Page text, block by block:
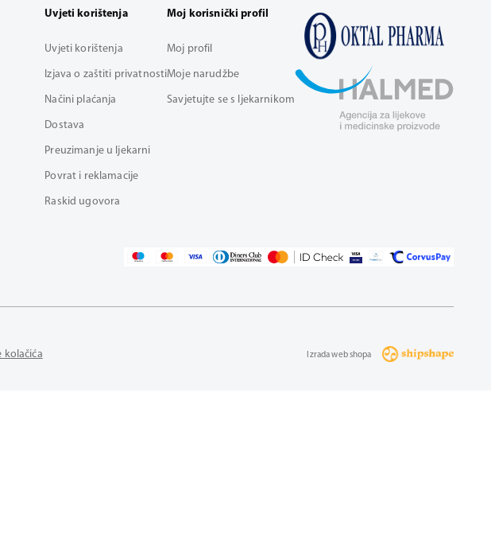
Uvjeti korištenja
Uvjeti korištenja
Izjava o zaštiti privatnosti
Načini plaćanja
Dostava
Preuzimanje u ljekarni
Povrat i reklamacije
Raskid ugovora
Moj korisnički profil
Moj profil
Moje narudžbe
Savjetujte se s ljekarnikom
kolačića Izrada web shopa